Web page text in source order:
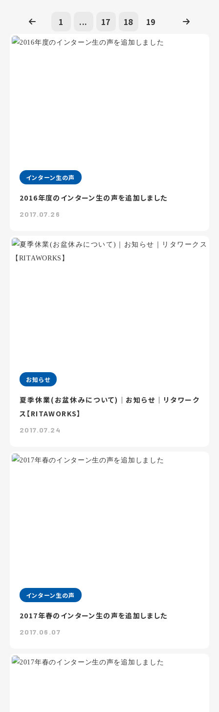
1 ... 17 18 19
インターン生の声
2016年度のインターン生の声を追加しました
2017.07.26
お知らせ
夏季休業(お盆休みについて)｜お知らせ｜リタワーク
ス【RITAWORKS】
2017.07.24
インターン生の声
2017年春のインターン生の声を追加しました
2017.06.07